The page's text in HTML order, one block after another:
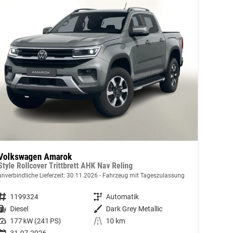
Amarok
Rollcover Trittbrett AHK Nav Reling
Lieferzeit: 30.11.2026 Fahrzeug mit Tageszulassung
Fahrzeugnummer 1199324 Getriebe Automatik
Kraftstoff Diesel Außenfarbe Dark Grey Metallic
Leistung 177 kW (241 PS) Kilometerstand
10 km